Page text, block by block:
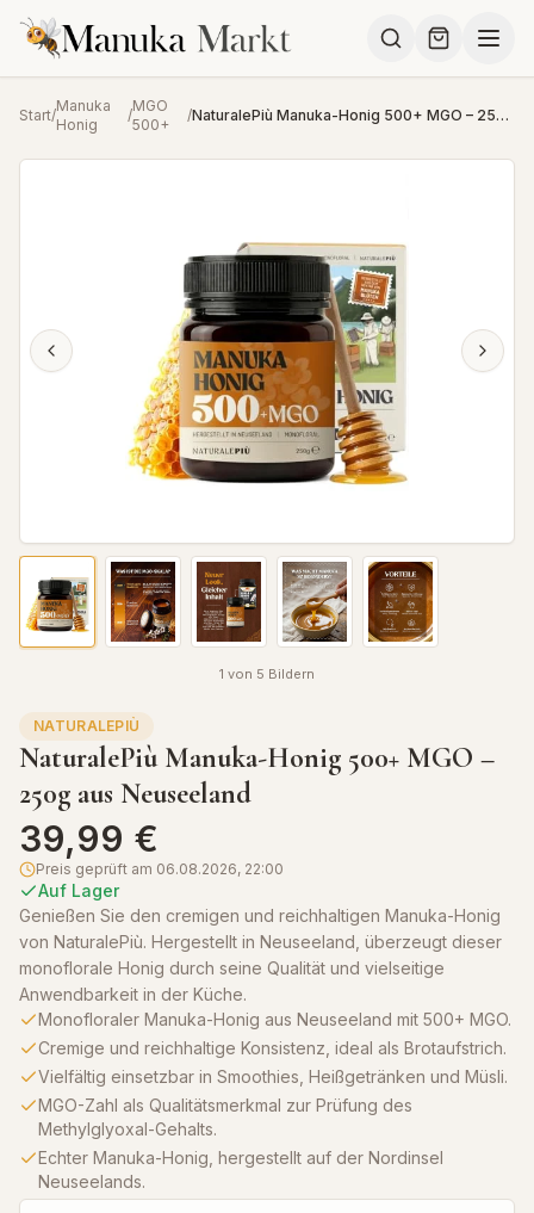
Start/
Manuka
Honig
/
MGO
500+
/ NaturalePiù Manuka-Honig 500+ MGO – 250g aus Neuseeland
1 von 5 Bildern
NATURALEPIÙ
NaturalePiù Manuka-Honig 500+ MGO –
250g aus Neuseeland
39,99 €
Preis geprüft am 06.08.2026, 22:00
Auf Lager
Genießen Sie den cremigen und reichhaltigen Manuka-Honig
von NaturalePiù. Hergestellt in Neuseeland, überzeugt dieser
monoflorale Honig durch seine Qualität und vielseitige
Anwendbarkeit in der Küche.
Monofloraler Manuka-Honig aus Neuseeland mit 500+ MGO.
Cremige und reichhaltige Konsistenz, ideal als Brotaufstrich.
Vielfältig einsetzbar in Smoothies, Heißgetränken und Müsli.
MGO-Zahl als Qualitätsmerkmal zur Prüfung des
Methylglyoxal-Gehalts.
Echter Manuka-Honig, hergestellt auf der Nordinsel
Neuseelands.